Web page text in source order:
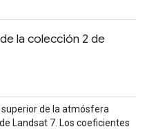
la colección 2 de
de la atmósfera
Landsat 7. Los coeficientes